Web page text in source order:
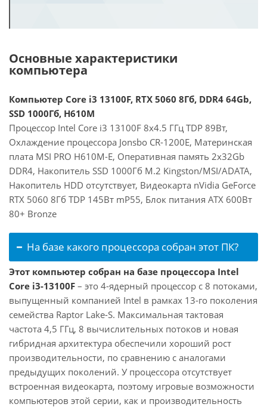
Основные характеристики
компьютера
Компьютер Core i3 13100F, RTX 5060 8Гб, DDR4 64Gb,
SSD 1000Гб, H610M
Процессор Intel Core i3 13100F 8x4.5 ГГц TDP 89Вт,
Охлаждение процессора Jonsbo CR-1200E, Материнская
плата MSI PRO H610M-E, Оперативная память 2x32Gb
DDR4, Накопитель SSD 1000Гб M.2 Kingston/MSI/ADATA,
Накопитель HDD отсутствует, Видеокарта nVidia GeForce
RTX 5060 8Гб TDP 145Вт mP55, Блок питания ATX 600Вт
80+ Bronze
На базе какого процессора собран этот ПК?
Этот компьютер собран на базе процессора Intel
Core i3-13100F – это 4-ядерный процессор с 8 потоками,
выпущенный компанией Intel в рамках 13-го поколения
семейства Raptor Lake-S. Максимальная тактовая
частота 4,5 ГГц, 8 вычислительных потоков и новая
гибридная архитектура обеспечили хороший рост
производительности, по сравнению с аналогами
предыдущих поколений. У процессора отсутствует
встроенная видеокарта, поэтому игровые возможности
компьютеров этой серии, как и производительность